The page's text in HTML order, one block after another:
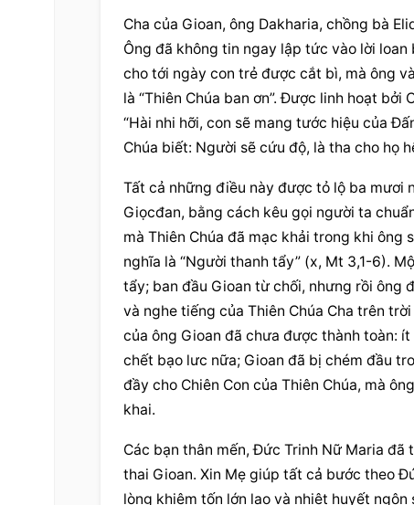
Cha của Gioan, ông Dakharia, chồng bà
Ông đã không tin ngay lập tức vào lời
cho tới ngày con trẻ được cắt bì, mà ông
là “Thiên Chúa ban ơn”. Được linh hoạt
“Hài nhi hỡi, con sẽ mang tước hiệu của
Chúa biết: Người sẽ cứu độ, là tha cho họ
Tất cả những điều này được tỏ lộ ba mươi
Giọcđan, bằng cách kêu gọi người ta
mà Thiên Chúa đã mạc khải trong khi ông
nghĩa là “Người thanh tẩy” (x, Mt 3,1-6).
tẩy; ban đầu Gioan từ chối, nhưng rồi ông
và nghe tiếng của Thiên Chúa Cha trên
của ông Gioan đã chưa được thành toàn:
chết bạo lưc nữa; Gioan đã bị chém đầu
đầy cho Chiên Con của Thiên Chúa, mà
khai.
Các bạn thân mến, Đức Trinh Nữ Maria
thai Gioan. Xin Mẹ giúp tất cả bước theo
lòng khiêm tốn lớn lao và nhiệt huyết ngôn